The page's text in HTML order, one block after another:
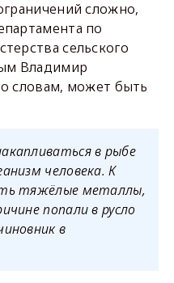
сложно,
по
сельского
Владимир
словам, может быть
в рыбе
человека. К
тяжёлые металлы,
попали в русло
в